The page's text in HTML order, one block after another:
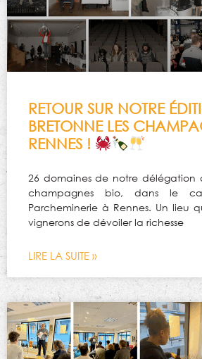
RETOUR SUR NOTRE
BRETONNE LES
RENNES !
26 domaines de notre délégation
champagnes bio, dans le
Parcheminerie à Rennes. Un lieu
vignerons de dévoiler la richesse
LIRE LA SUITE »